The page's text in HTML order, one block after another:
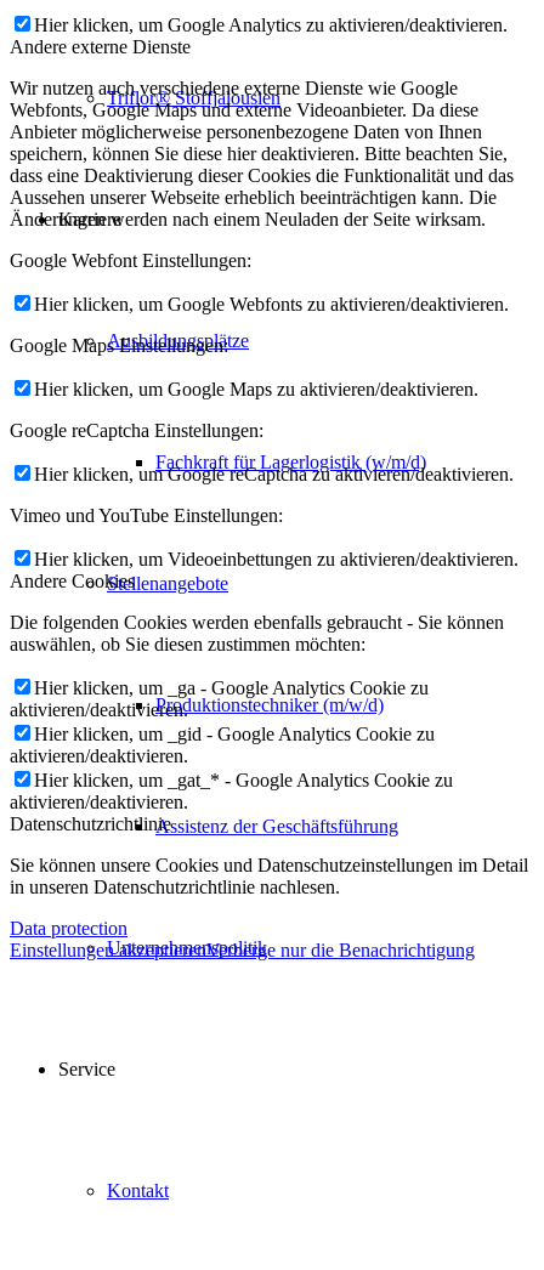
Triflor® Stoffjalousien
Karriere
Ausbildungsplätze
Fachkraft für Lagerlogistik (w/m/d)
Stellenangebote
Produktionstechniker (m/w/d)
Assistenz der Geschäftsführung
Unternehmenspolitik
Service
Kontakt
Hier klicken, um Google Analytics zu aktivieren/deaktivieren.
Andere externe Dienste
Wir nutzen auch verschiedene externe Dienste wie Google
Webfonts, Google Maps und externe Videoanbieter. Da diese
Anbieter möglicherweise personenbezogene Daten von Ihnen
speichern, können Sie diese hier deaktivieren. Bitte beachten Sie,
dass eine Deaktivierung dieser Cookies die Funktionalität und das
Aussehen unserer Webseite erheblich beeinträchtigen kann. Die
Änderungen werden nach einem Neuladen der Seite wirksam.
Google Webfont Einstellungen:
Hier klicken, um Google Webfonts zu aktivieren/deaktivieren.
Google Maps Einstellungen:
Hier klicken, um Google Maps zu aktivieren/deaktivieren.
Google reCaptcha Einstellungen:
Hier klicken, um Google reCaptcha zu aktivieren/deaktivieren.
Vimeo und YouTube Einstellungen:
Hier klicken, um Videoeinbettungen zu aktivieren/deaktivieren.
Andere Cookies
Die folgenden Cookies werden ebenfalls gebraucht - Sie können
auswählen, ob Sie diesen zustimmen möchten:
Hier klicken, um _ga - Google Analytics Cookie zu
aktivieren/deaktivieren.
Hier klicken, um _gid - Google Analytics Cookie zu
aktivieren/deaktivieren.
Hier klicken, um _gat_* - Google Analytics Cookie zu
aktivieren/deaktivieren.
Datenschutzrichtlinie
Sie können unsere Cookies und Datenschutzeinstellungen im Detail
in unseren Datenschutzrichtlinie nachlesen.
Data protection
Einstellungen akzeptierenVerberge nur die Benachrichtigung